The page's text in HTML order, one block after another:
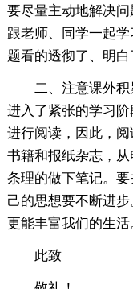
要尽量主动地解决
跟老师、同学一起
题看的透彻了、明白
二、注意课外积
进入了紧张的学习
进行阅读，因此，
书籍和报纸杂志，
条理的做下笔记。
己的思想要不断进
更能丰富我们的生活
此致